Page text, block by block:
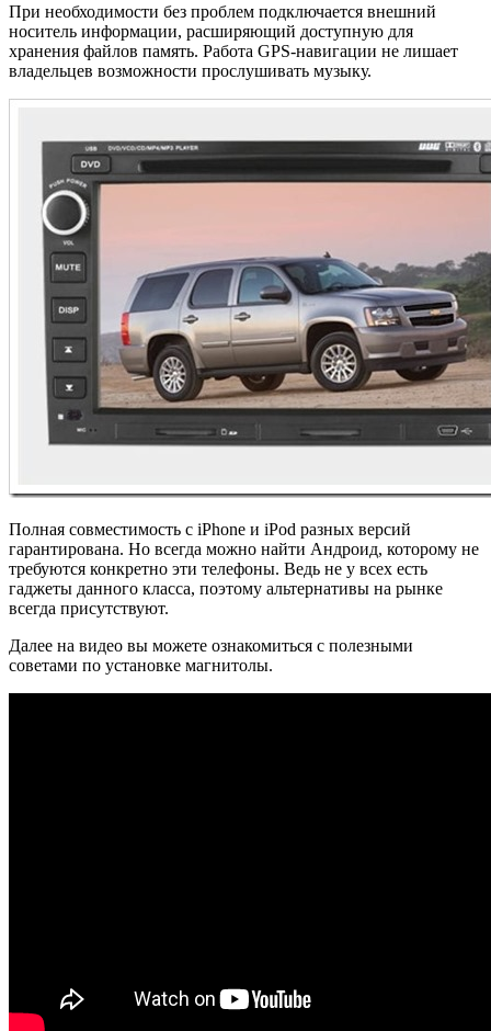
При необходимости без проблем подключается внешний
носитель информации, расширяющий доступную для
хранения файлов память. Работа GPS-навигации не лишает
владельцев возможности прослушивать музыку.
Полная совместимость с iPhone и iPod разных версий
гарантирована. Но всегда можно найти Андроид, которому не
требуются конкретно эти телефоны. Ведь не у всех есть
гаджеты данного класса, поэтому альтернативы на рынке
всегда присутствуют.
Далее на видео вы можете ознакомиться с полезными
советами по установке магнитолы.